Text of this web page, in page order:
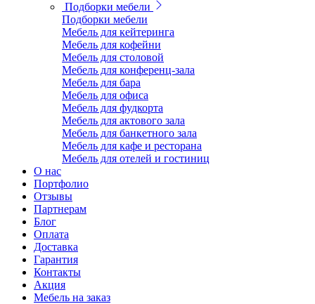
Подборки мебели
Подборки мебели
Мебель для кейтеринга
Мебель для кофейни
Мебель для столовой
Мебель для конференц-зала
Мебель для бара
Мебель для офиса
Мебель для фудкорта
Мебель для актового зала
Мебель для банкетного зала
Мебель для кафе и ресторана
Мебель для отелей и гостиниц
О нас
Портфолио
Отзывы
Партнерам
Блог
Оплата
Доставка
Гарантия
Контакты
Акция
Мебель на заказ